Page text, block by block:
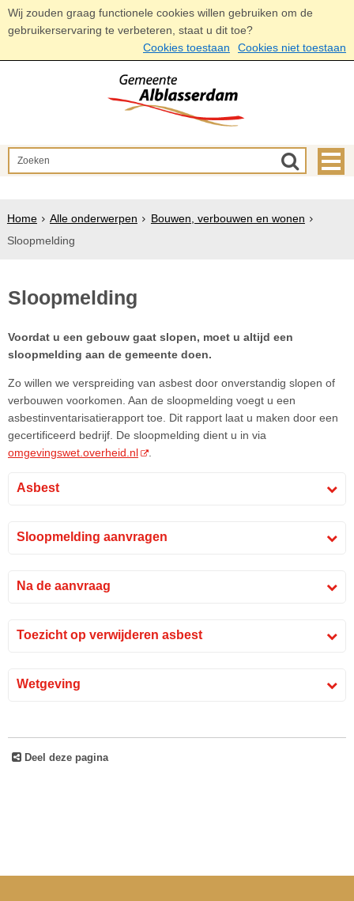
Wij zouden graag functionele cookies willen gebruiken om de
gebruikerservaring te verbeteren, staat u dit toe?
Cookies toestaan
Cookies niet toestaan
Home Alle onderwerpen
Bouwen, verbouwen en wonen
Sloopmelding
Sloopmelding
Voordat u een gebouw gaat slopen, moet u altijd een
sloopmelding aan de gemeente doen.
Zo willen we verspreiding van asbest door onverstandig slopen of
verbouwen voorkomen. Aan de sloopmelding voegt u een
asbestinventarisatierapport toe. Dit rapport laat u maken door een
gecertificeerd bedrijf. De sloopmelding dient u in via
omgevingswet.overheid.nl
.
Asbest
Sloopmelding aanvragen
Na de aanvraag
Toezicht op verwijderen asbest
Wetgeving
Deel deze pagina